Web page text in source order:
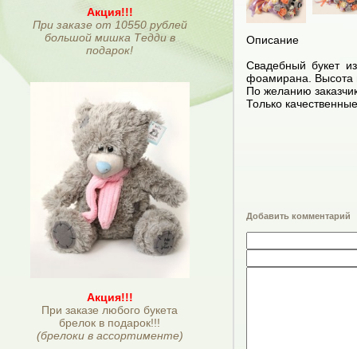
Акция!!!
При заказе от 10550 рублей
большой мишка Тедди в
подарок!
Акция!!!
При заказе любого букета
брелок в подарок!!!
(брелоки в ассортименте)
Описание
Свадебный букет
фоамирана. Высота
По желанию
Только
Добавить комментарий